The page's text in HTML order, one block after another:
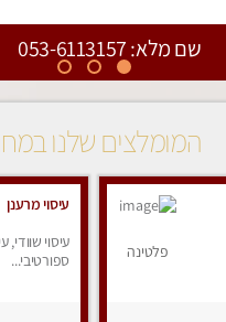
שם מלא: 053-6113157
המומלצים שלנו
פלטינה
עיסוי מרענן
עיסוי שוודי,
ספורטיבי...